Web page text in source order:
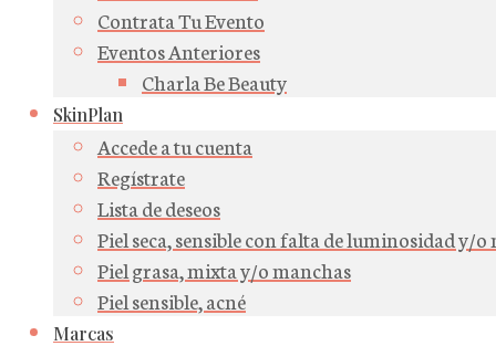
Contrata Tu Evento
Eventos Anteriores
Charla Be Beauty
SkinPlan
Accede a tu cuenta
Regístrate
Lista de deseos
Piel seca, sensible con falta de luminosidad y/o
Piel grasa, mixta y/o manchas
Piel sensible, acné
Marcas